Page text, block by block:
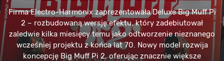
Firma Electro-Harmonix zaprezentowała Deluxe Big Muff Pi
2 – rozbudowaną wersję efektu, który zadebiutował
zaledwie kilka miesięcy temu jako odtworzenie nieznanego
wcześniej projektu z końca lat 70. Nowy model rozwija
koncepcję Big Muff Pi 2, oferując znacznie większe